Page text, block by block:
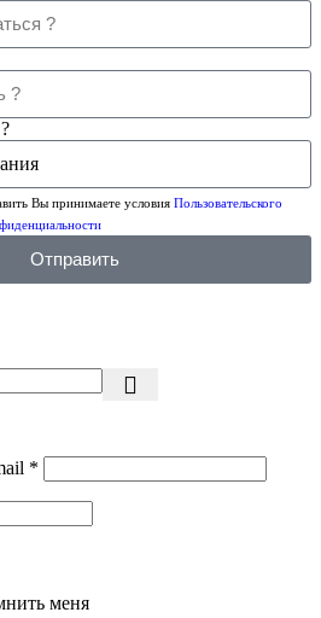
Вы принимаете условия Пользовательского
Отправить
*
меня